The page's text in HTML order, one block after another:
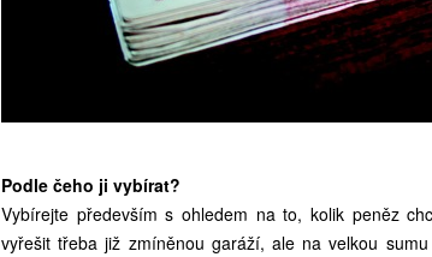
Podle čeho ji vybírat?
Vybírejte především s ohledem na to, kolik peněz
vyřešit třeba již zmíněnou garáží, ale na velkou